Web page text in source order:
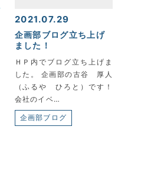
2021.07.29
企画部ブログ立ち上げ
ました！
ＨＰ内でブログ立ち上げま
した。 企画部の古谷 厚人
（ふるや ひろと）です！
会社のイベ…
企画部ブログ